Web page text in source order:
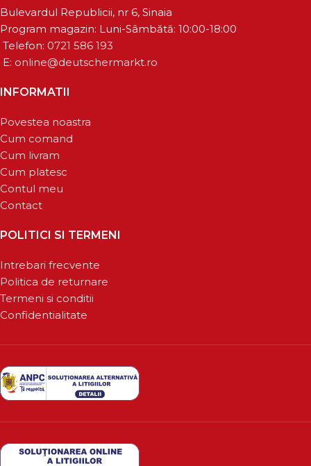
Bulevardul Republicii, nr 6, Sinaia
Program magazin: Luni-Sâmbătă: 10:00-18:00
Telefon: 0721 586 193
E: online@deutschermarkt.ro
INFORMATII
Povestea noastra
Cum comand
Cum livram
Cum platesc
Contul meu
Contact
POLITICI SI TERMENI
Intrebari frecvente
Politica de returnare
Termeni si conditii
Confidentialitate